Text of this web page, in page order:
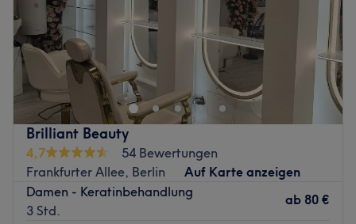
Brilliant Beauty
4,7
54 Bewertungen
Frankfurter Allee, Berlin
Auf Karte anzeigen
Damen - Keratinbehandlung
3 Std.
ab 80 €